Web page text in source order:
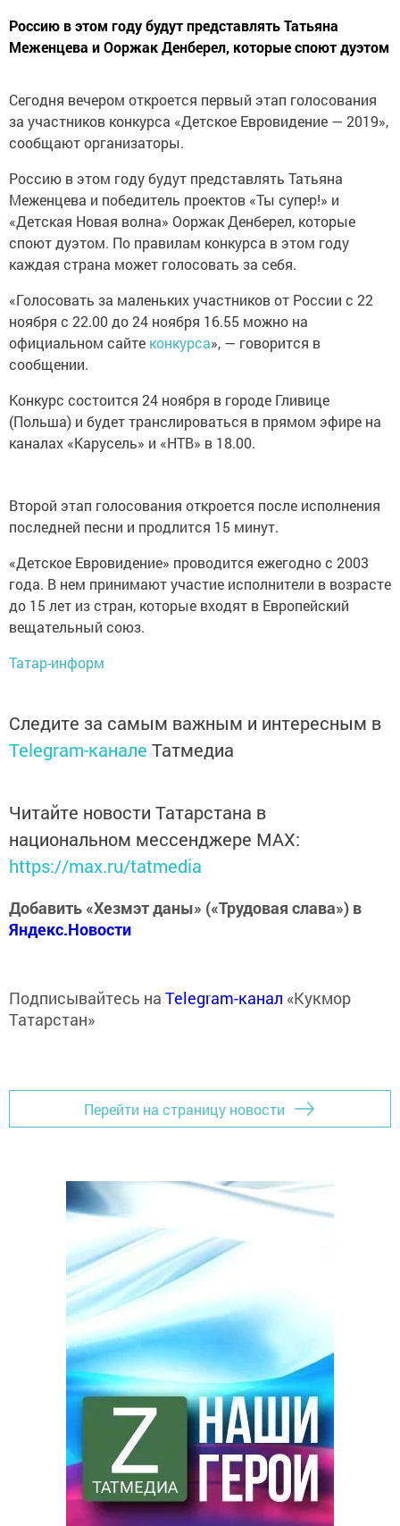
Россию в этом году будут представлять Татьяна
Меженцева и Ооржак Денберел, которые споют дуэтом
Сегодня вечером откроется первый этап голосования
за участников конкурса «Детское Евровидение — 2019»,
сообщают организаторы.
Россию в этом году будут представлять Татьяна
Меженцева и победитель проектов «Ты супер!» и
«Детская Новая волна» Ооржак Денберел, которые
споют дуэтом. По правилам конкурса в этом году
каждая страна может голосовать за себя.
«Голосовать за маленьких участников от России с 22
ноября с 22.00 до 24 ноября 16.55 можно на
официальном сайте конкурса», — говорится в
сообщении.
Конкурс состоится 24 ноября в городе Гливице
(Польша) и будет транслироваться в прямом эфире на
каналах «Карусель» и «НТВ» в 18.00.
Второй этап голосования откроется после исполнения
последней песни и продлится 15 минут.
«Детское Евровидение» проводится ежегодно с 2003
года. В нем принимают участие исполнители в возрасте
до 15 лет из стран, которые входят в Европейский
вещательный союз.
Татар-информ
Следите за самым важным и интересным в
Telegram-канале Татмедиа
Читайте новости Татарстана в
национальном мессенджере MАХ:
https://max.ru/tatmedia
Добавить «Хезмэт даны» («Трудовая слава») в
Яндекс.Новости
Подписывайтесь на Telegram-канал «Кукмор
Татарстан»
Перейти на страницу новости